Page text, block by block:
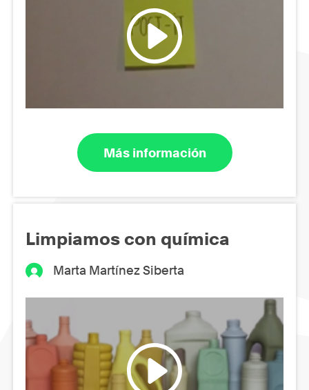
Más información
Limpiamos con química
Marta Martínez Siberta